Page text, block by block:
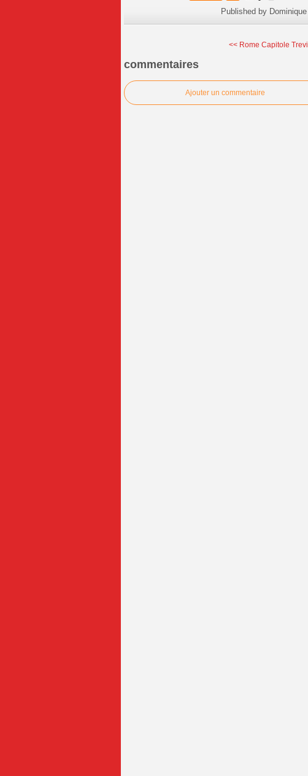
Published by
<< Rome Capitole
commentaires
Ajouter un commentaire